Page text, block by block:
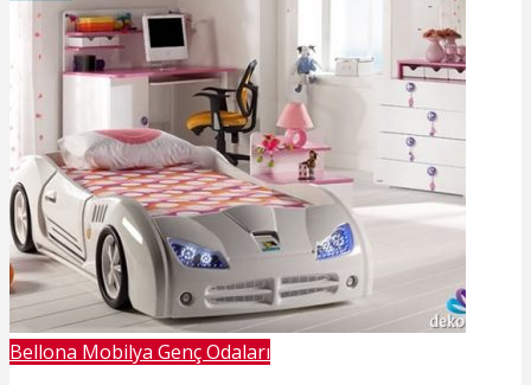
Bellona Mobilya Genç Odaları